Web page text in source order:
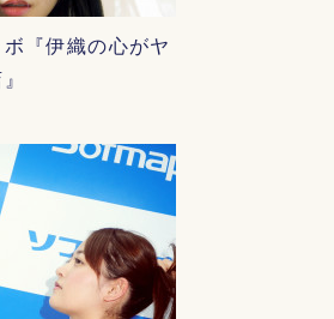
『伊織の心がヤ